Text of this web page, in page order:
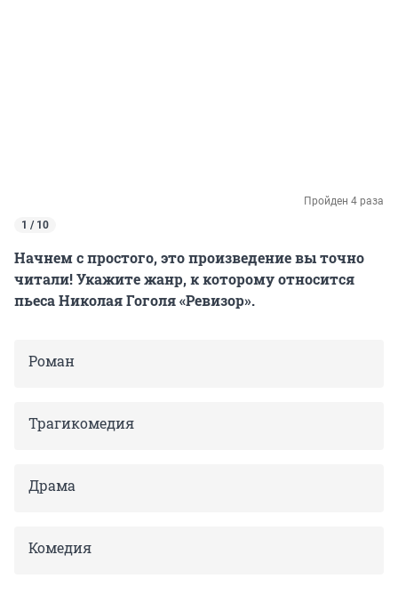
Пройден 4 раза
1 / 10
Начнем с простого, это произведение вы точно
читали! Укажите жанр, к которому относится
пьеса Николая Гоголя «Ревизор».
Роман
Трагикомедия
Драма
Комедия